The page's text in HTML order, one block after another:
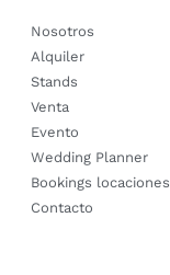
Nosotros
Alquiler
Stands
Venta
Evento
Wedding Planner
Bookings locaciones
Contacto